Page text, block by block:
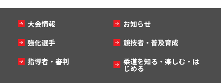
大会情報
お知らせ
強化選手
競技者・普及育成
指導者・審判
柔道を知る・楽しむ・は
じめる